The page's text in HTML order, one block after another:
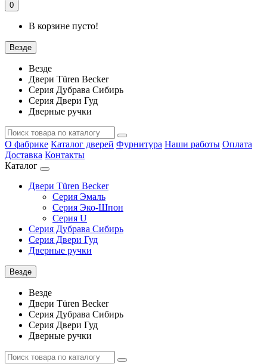
0
В корзине пусто!
Везде
Везде
Двери Türen Becker
Серия Дубрава Сибирь
Серия Двери Гуд
Дверные ручки
О фабрике Каталог дверей Фурнитура Наши работы Оплата
Доставка Контакты
Каталог
Двери Türen Becker
Серия Эмаль
Серия Эко-Шпон
Серия U
Серия Дубрава Сибирь
Серия Двери Гуд
Дверные ручки
Везде
Везде
Двери Türen Becker
Серия Дубрава Сибирь
Серия Двери Гуд
Дверные ручки